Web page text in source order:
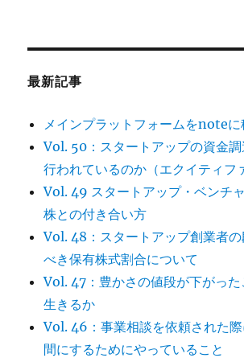
最新記事
メインプラットフォームをnoteに
Vol. 50：スタートアップの資金
行われているのか（エクイティフ
Vol. 49 スタートアップ・ベンチ
株との付き合い方
Vol. 48：スタートアップ創業者
べき保有株式割合について
Vol. 47：豊かさの値段が下がった
生きるか
Vol. 46：事業相談を依頼された
間にするためにやっていること